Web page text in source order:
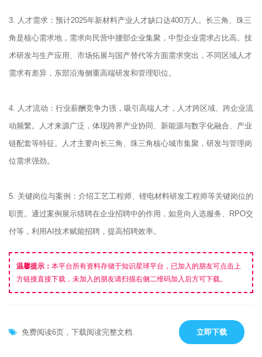
3. 人才需求：预计2025年新材料产业人才缺口达400万人。长三角、珠三
角是核心需求地，需求向民营中腰部企业集聚，中型企业需求占比高。技
术研发与生产应用、市场拓展与国产替代等方面需求突出，不同区域人才
需求有差异，东部沿海侧重高端研发和管理职位。
4. 人才流动：行业薪酬竞争力强，吸引高端人才，人才跨区域、跨企业流
动频繁。人才来源广泛，体现跨界产业协同、新能源与数字化融合、产业
链配套等特征。人才主要向长三角、珠三角核心城市集聚，研发与管理岗
位需求强劲。
5. 关键岗位与案例：介绍工艺工程师、锂电材料研发工程师等关键岗位的
职责。通过案例展示猎聘在企业招聘中的作用，如意向人选服务、RPO交
付等，利用AI技术赋能招聘，提高招聘效率。
温馨提示： 本平台所有资料存储于知识星球平台，已加入的朋友可点击上
方链接直接下载，未加入的朋友请扫描右侧二维码加入后方可下载。
免费阅读6页，下载阅读完整文档. 立即下载